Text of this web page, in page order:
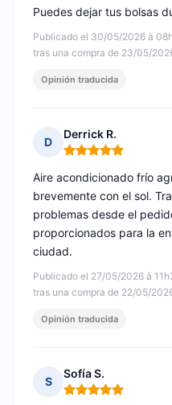
Publicado el 30/05/2026 à
tras una compra de 23/05/
Puedes dejar tus bolsas
Opinión traducida
D
Derrick R.
Nota: 5 de 5
Publicado el 27/05/2026 à
tras una compra de 22/05/
Aire acondicionado frío
brevemente con el sol.
problemas desde el
proporcionados para la
ciudad.
Opinión traducida
S
Sofía S.
Nota: 5 de 5